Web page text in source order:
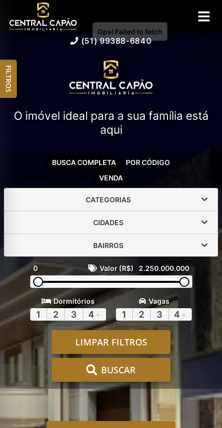
(51) 99388-6840
O imóvel ideal para a sua família está
aqui
VENDA
BUSCA COMPLETA POR CÓDIGO
CATEGORIAS
CIDADES
BAIRROS
0 Valor (R$) 2.250.000.000
Dormitórios
1 2 3 4 +
Vagas
1 2 3 4 +
LIMPAR FILTROS
BUSCAR
FILTROS